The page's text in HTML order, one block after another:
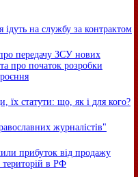
ідуть на службу за контрактом
передачу ЗСУ нових
та про початок розробки
їх статути: що, як і для кого?
журналістів"
прибуток від продажу
територій в РФ